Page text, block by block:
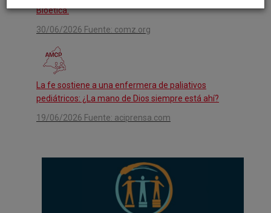
Bioética.
30/06/2026 Fuente: comz.org
La fe sostiene a una enfermera de paliativos
pediátricos: ¿La mano de Dios siempre está ahí?
19/06/2026 Fuente: aciprensa.com